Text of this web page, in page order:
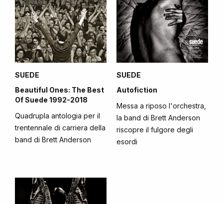
SUEDE
Beautiful Ones: The Best
Of Suede 1992-2018
Quadrupla antologia per il
trentennale di carriera della
band di Brett Anderson
SUEDE
Autofiction
Messa a riposo l'orchestra,
la band di Brett Anderson
riscopre il fulgore degli
esordi